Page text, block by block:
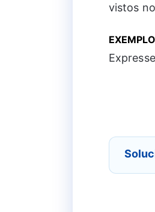
vistos
EXEMPLO